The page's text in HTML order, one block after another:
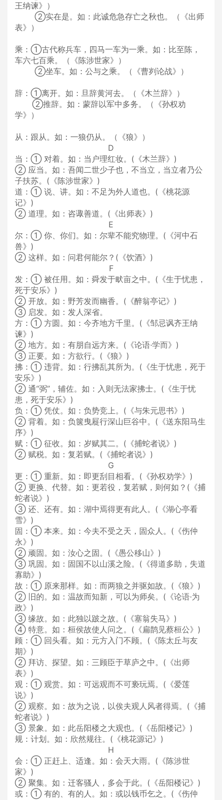
王纳谏》）
②实在是。如：此诚危急存亡之秋也。（《出师
表》）
乘：①古代称兵车，四马一车为一乘。如：比至陈，
车六七百乘。（《陈涉世家》）
②坐车。如：公与之乘。（《曹刿论战》）
辞：①离开。如：旦辞黄河去。（《木兰辞》）
②推辞。如：蒙辞以军中多务。（《孙权劝
学》）
从：跟从。如：一狼仍从。（《狼》）
D
当：① 对着。如：当户理红妆。(《木兰辞》)
② 应当。如：吾闻二世少子也，不当立，当立者乃公
子扶苏。(《陈涉世家》)
道：① 说、讲。如：不足为外人道也。(《桃花源
记》)
② 道理。如：咨诹善道。(《出师表》)
E
尔：① 你、你们。如：尔辈不能究物理。(《河中石
兽》)
② 这样。如：问君何能尔？(《饮酒》)
F
发：① 被任用。如：舜发于畎亩之中。(《生于忧患，
死于安乐》)
② 开放。如：野芳发而幽香。(《醉翁亭记》)
③ 启发。如：发人深省。
方：① 方圆。如：今齐地方千里。(《邹忌讽齐王纳
谏》)
② 地方。如：有朋自远方来。(《论语·学而》)
③ 正要。如：方欲行。(《狼》)
拂：① 违背。如：行拂乱其所为。(《生于忧患，死于
安乐》)
② 通“弼”，辅佐。如：入则无法家拂士。(《生于忧
患，死于安乐》)
负：① 凭仗。如：负势竞上。(《与朱元思书》)
② 背着。如：负箧曳屣行深山巨谷中。(《送东阳马生
序》)
赋：① 征收。如：岁赋其二。(《捕蛇者说》)
② 赋税。如：复若赋。(《捕蛇者说》)
G
更：① 重新。如：即更刮目相看。(《孙权劝学》)
② 更换、代替。如：更若役，复若赋，则何如？(《捕
蛇者说》)
③ 还、还有。如：湖中焉得更有此人。(《湖心亭看
雪》)
固：① 本来。如：今夫不受之天，固众人。(《伤仲
永》)
② 顽固。如：汝心之固。(《愚公移山》)
③ 巩固。如：固国不以山溪之险。(《得道多助，失道
寡助》)
故：① 原来那样。如：而两狼之并驱如故。(《狼》)
② 旧的。如：温故而知新，可以为师矣。(《论语·为
政》)
③ 缘故。如：此独以跛之故。(《塞翁失马》)
④ 特意。如：桓侯故使人问之。(《扁鹊见蔡桓公》)
顾：① 回头看。如：元方入门不顾。(《陈太丘与友
期》)
② 拜访、探望。如：三顾臣于草庐之中。(《出师
表》)
观：① 观赏。如：可远观而不可亵玩焉。(《爱莲
说》)
② 观察。如：故为之说，以俟夫观人风者得焉。(《捕
蛇者说》)
③ 景象。如：此岳阳楼之大观也。(《岳阳楼记》)
规：计划。如：欣然规往。(《桃花源记》)
H
会：① 正赶上、适逢。如：会天大雨。(《陈涉世
家》)
② 聚集。如：迁客骚人，多会于此。(《岳阳楼记》)
或：① 有的、有的人。如：或以钱币乞之。(《伤仲